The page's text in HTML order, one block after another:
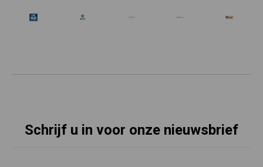
Schrijf u in voor onze nieuwsbrief